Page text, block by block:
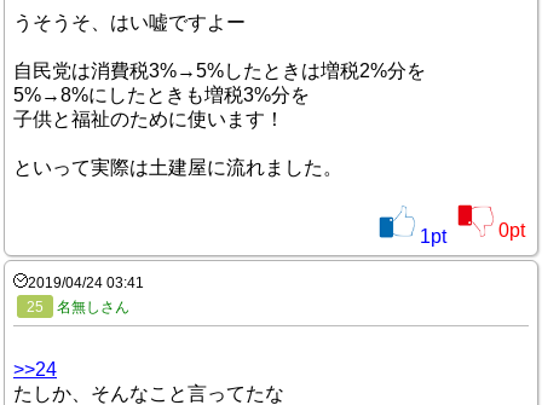
うそうそ、はい嘘ですよー
自民党は消費税3%→5%したときは増税2%分を
5%→8%にしたときも増税3%分を
子供と福祉のために使います！
といって実際は土建屋に流れました。
1pt 0pt
2019/04/24 03:41
25
名無しさん
>>24
たしか、そんなこと言ってたな